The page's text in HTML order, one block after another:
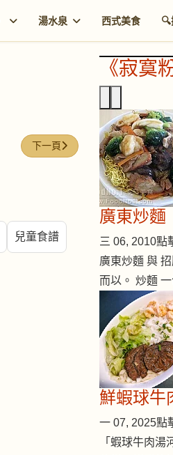
湯水泉 西式美食
下一篇文章: 轉一轉・食餐好
下一頁
兒童食譜
《寂寞
廣東炒麵
三 06, 2010點
廣東炒麵 與
而以。 炒麵
鮮蝦球牛
一 07, 2025點
「蝦球牛肉